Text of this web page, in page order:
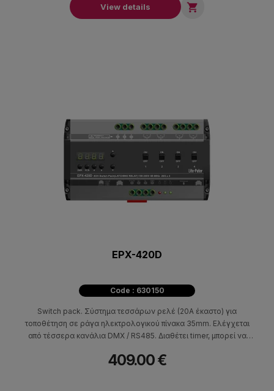
View details 
EPX-420D
Code : 630150
Switch pack. Σύστημα τεσσάρων ρελέ (20Α έκαστο) για
τοποθέτηση σε ράγα ηλεκτρολογικού πίνακα 35mm. Ελέγχεται
από τέσσερα κανάλια DMX / RS485. Διαθέτει timer, μπορεί να
Συνεργάζεται με τα πανελ ελέγχου ECP, και λειτουργεί
409.00 €